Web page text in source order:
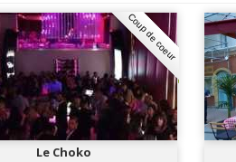
Coup de coeur
Le Choko